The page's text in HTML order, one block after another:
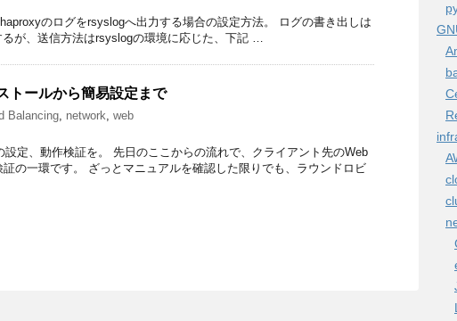
のログをrsyslogへ出力する場合の設定方法。 ログの書き出しは
が、送信方法はrsyslogの環境に応じた、下記 …
トールから簡易設定まで
Balancing, network, web
定、動作検証を。 先日のここからの流れで、クライアント先のWeb
の一環です。 ざっとマニュアルを確認した限りでも、ラウンドロビ